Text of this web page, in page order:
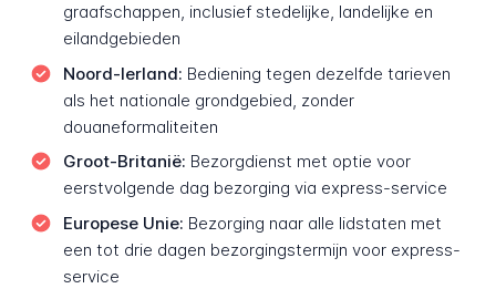
graafschappen, inclusief stedelijke, landelijke en
eilandgebieden
Noord-Ierland: Bediening tegen dezelfde tarieven
als het nationale grondgebied, zonder
douaneformaliteiten
Groot-Britanië: Bezorgdienst met optie voor
eerstvolgende dag bezorging via express-service
Europese Unie: Bezorging naar alle lidstaten met
een tot drie dagen bezorgingstermijn voor express-
service